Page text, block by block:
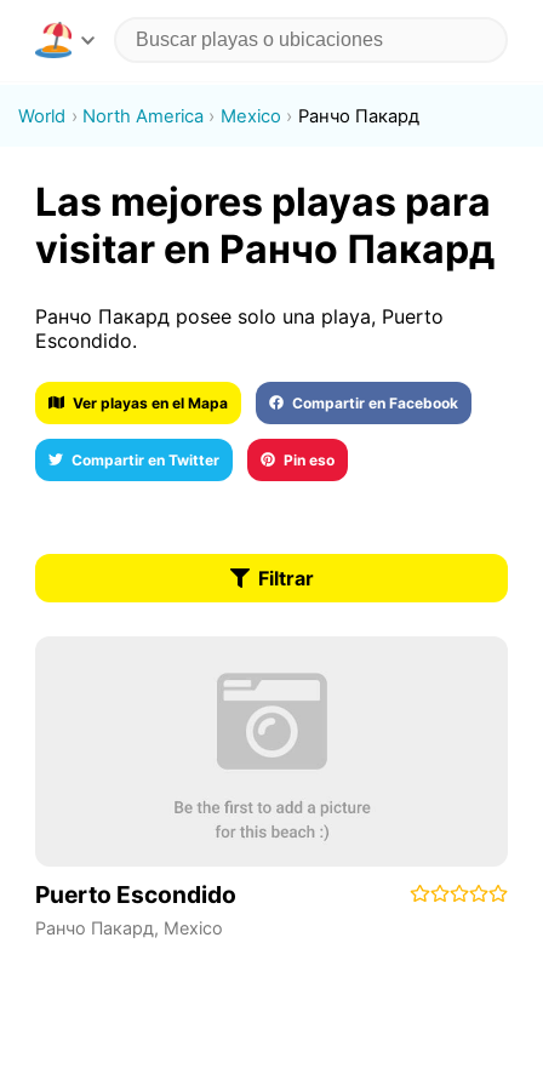
World North America Mexico Ранчо Пакард
Las mejores playas para
visitar en Ранчо Пакард
Ранчо Пакард posee solo una playa, Puerto
Escondido.
Ver playas en el Mapa Compartir en Facebook
Compartir en Twitter Pin eso
Filtrar
Puerto Escondido
Ранчо Пакард, Mexico